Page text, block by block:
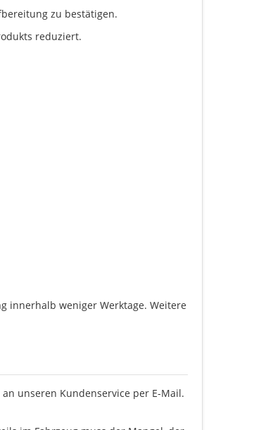
zu bestätigen.
reduziert.
innerhalb weniger Werktage. Weitere
unseren Kundenservice per E-Mail.